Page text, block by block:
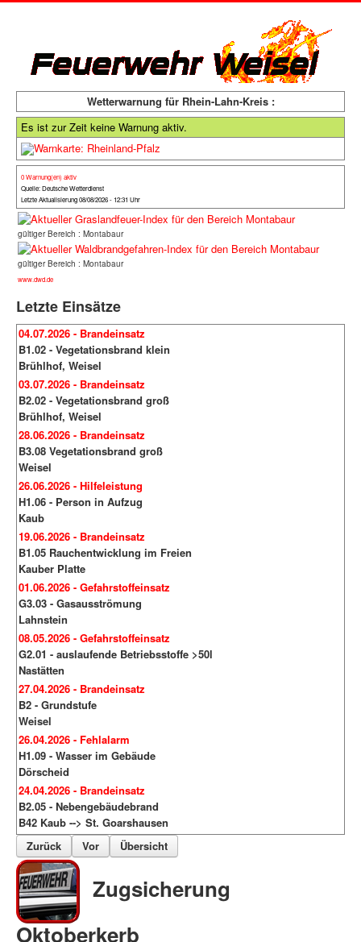
Wetterwarnung für Rhein-Lahn-Kreis :
Es ist zur Zeit keine Warnung aktiv.
0 Warnung(en) aktiv
Quelle: Deutsche Wetterdienst
Letzte Aktualisierung 08/08/2026 - 12:31 Uhr
gültiger Bereich : Montabaur
gültiger Bereich : Montabaur
www.dwd.de
Letzte Einsätze
04.07.2026 - Brandeinsatz
B1.02 - Vegetationsbrand klein
Brühlhof, Weisel
03.07.2026 - Brandeinsatz
B2.02 - Vegetationsbrand groß
Brühlhof, Weisel
28.06.2026 - Brandeinsatz
B3.08 Vegetationsbrand groß
Weisel
26.06.2026 - Hilfeleistung
H1.06 - Person in Aufzug
Kaub
19.06.2026 - Brandeinsatz
B1.05 Rauchentwicklung im Freien
Kauber Platte
01.06.2026 - Gefahrstoffeinsatz
G3.03 - Gasausströmung
Lahnstein
08.05.2026 - Gefahrstoffeinsatz
G2.01 - auslaufende Betriebsstoffe >50l
Nastätten
27.04.2026 - Brandeinsatz
B2 - Grundstufe
Weisel
26.04.2026 - Fehlalarm
H1.09 - Wasser im Gebäude
Dörscheid
24.04.2026 - Brandeinsatz
B2.05 - Nebengebäudebrand
B42 Kaub --> St. Goarshausen
Zurück
Vor Übersicht
Zugsicherung
Oktoberkerb